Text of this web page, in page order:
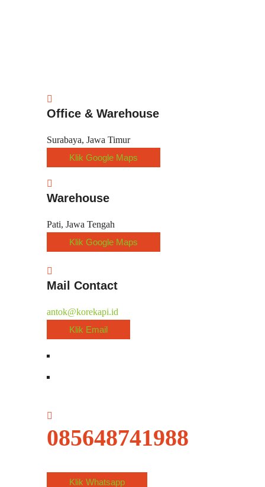
Office & Warehouse
Surabaya, Jawa Timur
Klik Google Maps
Warehouse
Pati, Jawa Tengah
Klik Google Maps
Mail Contact
antok@korekapi.id
Klik Email
085648741988
Klik Whatsapp